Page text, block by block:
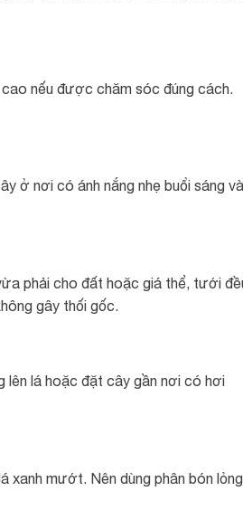
nếu được chăm sóc đúng cách.
ở nơi có ánh nắng nhẹ buổi sáng và
phải cho đất hoặc giá thể, tưới
gây thối gốc.
lá hoặc đặt cây gần nơi có hơi
xanh mướt. Nên dùng phân bón lỏng